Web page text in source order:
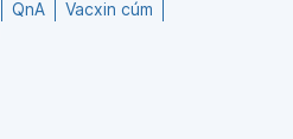
QnA
Vacxin cúm